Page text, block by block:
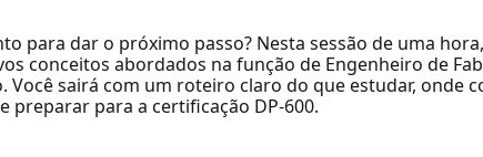
para dar o próximo passo? Nesta sessão de uma
conceitos abordados na função de Engenheiro de
sairá com um roteiro claro do que estudar, onde
preparar para a certificação DP-600.